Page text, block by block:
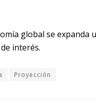
global se expanda
interés.
Proyección